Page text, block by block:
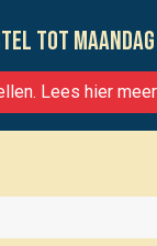
tot maandag
Lees hier meer